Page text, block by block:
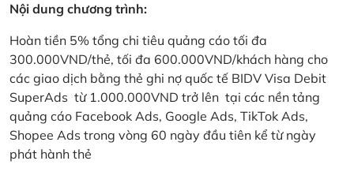
Nội dung chương trình:
Hoàn tiền 5% tổng chi tiêu quảng cáo tối đa
300.000VND/thẻ, tối đa 600.000VND/khách hàng cho
các giao dịch bằng thẻ ghi nợ quốc tế BIDV Visa Debit
SuperAds từ 1.000.000VND trở lên tại các nền tảng
quảng cáo Facebook Ads, Google Ads, TikTok Ads,
Shopee Ads trong vòng 60 ngày đầu tiên kể từ ngày
phát hành thẻ